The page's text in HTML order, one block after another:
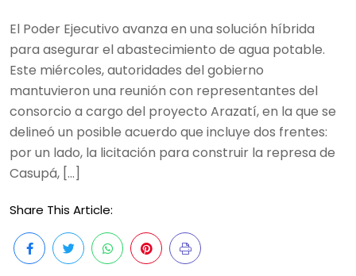
El Poder Ejecutivo avanza en una solución híbrida
para asegurar el abastecimiento de agua potable.
Este miércoles, autoridades del gobierno
mantuvieron una reunión con representantes del
consorcio a cargo del proyecto Arazatí, en la que se
delineó un posible acuerdo que incluye dos frentes:
por un lado, la licitación para construir la represa de
Casupá, […]
Share This Article: